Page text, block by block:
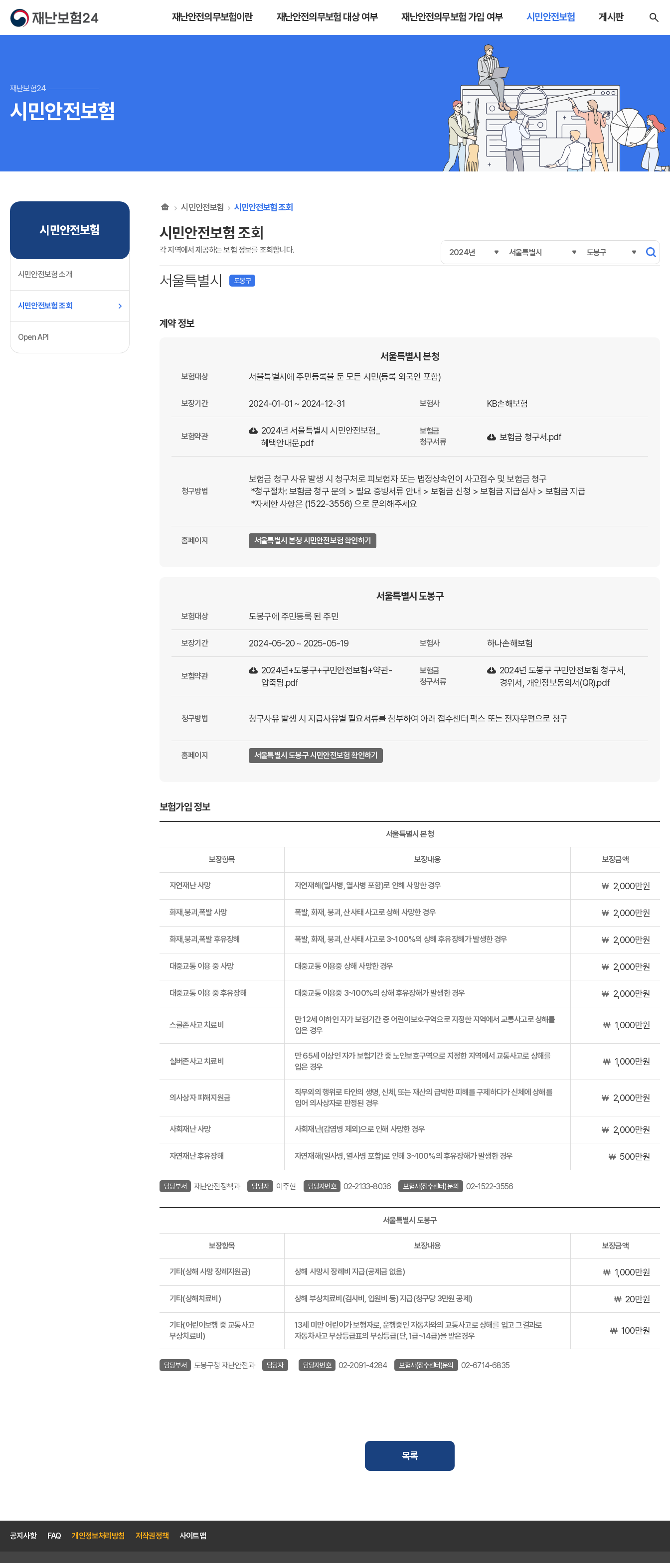
재난안전의무보험이란 재난안전의무보험 대상 여부 재난안전의무보험 가입 여부 시민안전보험 게시판
재난보험24
시민안전보험
시민안전보험
시민안전보험 소개
시민안전보험 조회
Open API
시민안전보험 시민안전보험 조회
시민안전보험 조회
각 지역에서 제공하는 보험 정보를 조회합니다.
시도코드
시군구코드
서울특별시 도봉구
계약 정보
서울특별시 본청
보험대상 서울특별시에 주민등록을 둔 모든 시민(등록 외국인 포함)
보장기간 2024-01-01 ~ 2024-12-31 보험사 KB손해보험
보험약관
2024년 서울특별시 시민안전보험_
혜택안내문.pdf
보험금
청구서류
보험금 청구서.pdf
청구방법
보험금 청구 사유 발생 시 청구처로 피보험자 또는 법정상속인이 사고접수 및 보험금 청구
*자세한 사항은 (1522-3556) 으로 문의해주세요
홈페이지 서울특별시 본청 시민안전보험 확인하기
서울특별시 도봉구
보험대상 도봉구에 주민등록 된 주민
보장기간 2024-05-20 ~ 2025-05-19 보험사 하나손해보험
보험약관
2024년+도봉구+구민안전보험+약관-
압축됨.pdf
보험금
청구서류
2024년 도봉구 구민안전보험 청구서,
경위서, 개인정보동의서(QR).pdf
청구방법 청구사유 발생 시 지급사유별 필요서류를 첨부하여 아래 접수센터 팩스 또는 전자우편으로 청구
홈페이지 서울특별시 도봉구 시민안전보험 확인하기
보험가입 정보
서울특별시 본청
보장항목 보장내용 보장금액
자연재난 사망 자연재해(일사병, 열사병 포함)로 인해 사망한 경우 ￦ 2,000만원
화재,붕괴,폭발 사망 폭발, 화재, 붕괴, 산사태 사고로 상해 사망한 경우 ￦ 2,000만원
화재,붕괴,폭발 후유장해 폭발, 화재, 붕괴, 산사태 사고로 3~100%의 상해 후유장해가 발생한 경우 ￦ 2,000만원
대중교통 이용 중 사망 대중교통 이용중 상해 사망한 경우 ￦ 2,000만원
대중교통 이용 중 후유장해 대중교통 이용중 3~100%의 상해 후유장해가 발생한 경우 ￦ 2,000만원
스쿨존사고 치료비
만 12세 이하인 자가 보험기간 중 어린이보호구역으로 지정한 지역에서 교통사고로 상해를
입은 경우
￦ 1,000만원
실버존사고 치료비
만 65세 이상인 자가 보험기간 중 노인보호구역으로 지정한 지역에서 교통사고로 상해를
입은 경우
￦ 1,000만원
의사상자 피해지원금
직무외의 행위로 타인의 생명, 신체, 또는 재산의 급박한 피해를 구제하다가 신체에 상해를
입어 의사상자로 판정된 경우
￦ 2,000만원
사회재난 사망 사회재난(감염병 제외)으로 인해 사망한 경우 ￦ 2,000만원
자연재난 후유장해 자연재해(일사병, 열사병 포함)로 인해 3~100%의 후유장해가 발생한 경우 ￦ 500만원
담당부서 재난안전정책과 담당자 이주현 담당자번호 02-2133-8036 보험사(접수센터) 문의 02-1522-3556
서울특별시 도봉구
보장항목 보장내용 보장금액
기타(상해 사망 장례지원금) 상해 사망시 장례비 지급(공제금 없음) ￦ 1,000만원
기타(상해치료비) 상해 부상치료비(검사비, 입원비 등) 지급(청구당 3만원 공제) ￦ 20만원
기타(어린이보행 중 교통사고
부상치료비)
13세 미만 어린이가 보행자로, 운행중인 자동차와의 교통사고로 상해를 입고 그결과로
자동차사고 부상등급표의 부상등급(단, 1급~14급)을 받은경우
￦ 100만원
담당부서 도봉구청 재난안전과 담당자 담당자번호 02-2091-4284 보험사(접수센터)문의 02-6714-6835
목록
공지사항 FAQ 개인정보처리방침 저작권정책 사이트맵